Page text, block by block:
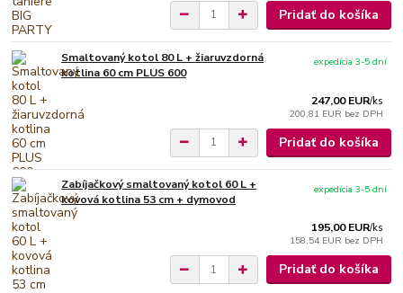
Pridať do košíka
Smaltovaný kotol 80 L + žiaruvzdorná
kotlina 60 cm PLUS 600
247,00 EUR/ks
200,81 EUR bez DPH
expedícia 3-5 dní
Pridať do košíka
Zabíjačkový smaltovaný kotol 60 L +
kovová kotlina 53 cm + dymovod
195,00 EUR/ks
158,54 EUR bez DPH
expedícia 3-5 dní
Pridať do košíka